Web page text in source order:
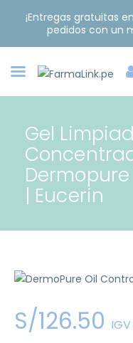
¡Entregas gratuitas
pedidos con un
Gel
| Eucerin
S/126.50